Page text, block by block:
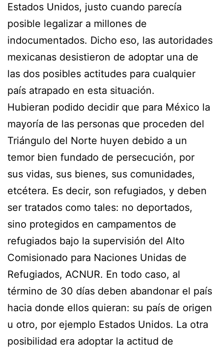
Estados Unidos, justo cuando parecía
posible legalizar a millones de
indocumentados. Dicho eso, las autoridades
mexicanas desistieron de adoptar una de
las dos posibles actitudes para cualquier
país atrapado en esta situación.
Hubieran podido decidir que para México la
mayoría de las personas que proceden del
Triángulo del Norte huyen debido a un
temor bien fundado de persecución, por
sus vidas, sus bienes, sus comunidades,
etcétera. Es decir, son refugiados, y deben
ser tratados como tales: no deportados,
sino protegidos en campamentos de
refugiados bajo la supervisión del Alto
Comisionado para Naciones Unidas de
Refugiados, ACNUR. En todo caso, al
término de 30 días deben abandonar el país
hacia donde ellos quieran: su país de origen
u otro, por ejemplo Estados Unidos. La otra
posibilidad era adoptar la actitud de